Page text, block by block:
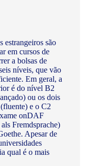
estrangeiros são
em cursos de
a bolsas de
níveis, que vão
Em geral, a
é do nível B2
ou os dois
e o C2
onDAF
Fremdsprache)
Apesar de
qual é o mais